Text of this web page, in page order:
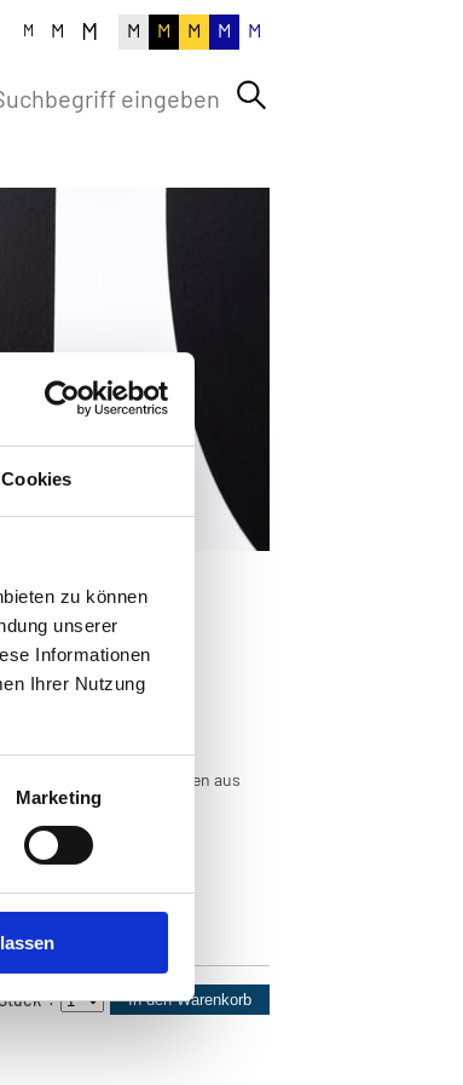
zu können
unserer
Informationen
Ihrer Nutzung
Marketing
M M M M M M M M
Nr. 108
und aktuellen Themen aus
- Nr. 108
Stadtmuseum wenden!
*: In den Warenkorb